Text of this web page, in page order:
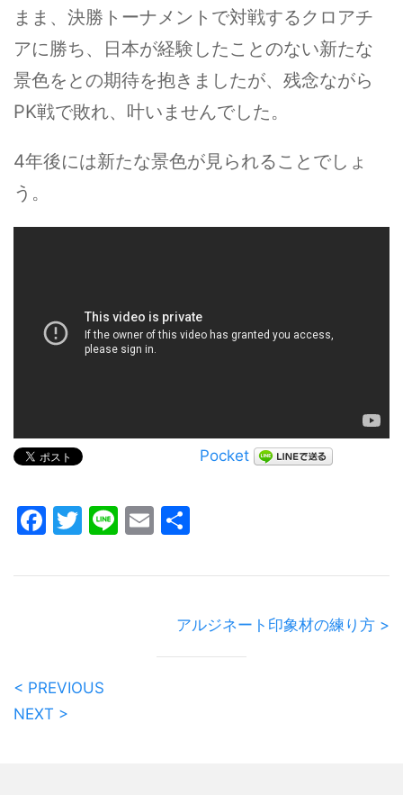
まま、決勝トーナメントで対戦するクロアチ
アに勝ち、日本が経験したことのない新たな
景色をとの期待を抱きましたが、残念ながら
PK戦で敗れ、叶いませんでした。
4年後には新たな景色が見られることでしょ
う。
Pocket
Facebook
Twitter
LineEmail
アルジネート印象材の練り方 >
< PREVIOUS
NEXT >